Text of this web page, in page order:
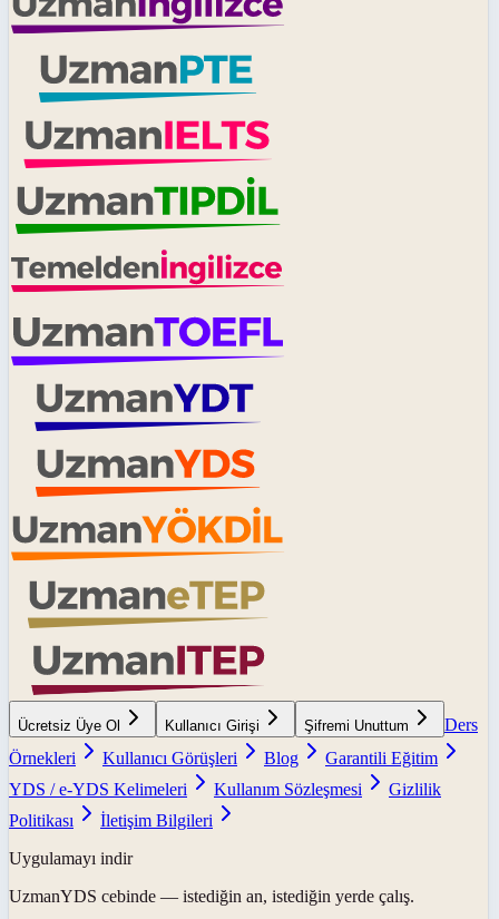
Ücretsiz Üye Ol Kullanıcı Girişi Şifremi Unuttum
Ders
Örnekleri
Kullanıcı Görüşleri Blog
Garantili Eğitim
YDS / e-YDS Kelimeleri
Kullanım Sözleşmesi
Gizlilik
Politikası
İletişim Bilgileri
Uygulamayı indir
UzmanYDS cebinde — istediğin an, istediğin yerde çalış.